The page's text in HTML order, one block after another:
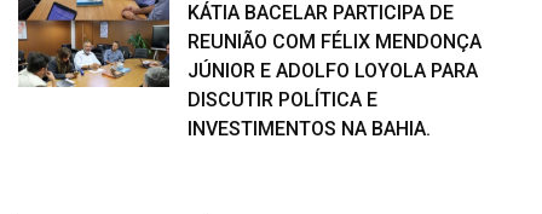
KÁTIA BACELAR PARTICIPA DE
REUNIÃO COM FÉLIX MENDONÇA
JÚNIOR E ADOLFO LOYOLA PARA
DISCUTIR POLÍTICA E
INVESTIMENTOS NA BAHIA.